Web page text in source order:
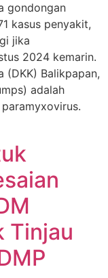
gondongan
kasus penyakit,
jika
2024 kemarin.
(DKK) Balikpapan,
adalah
Tinjau